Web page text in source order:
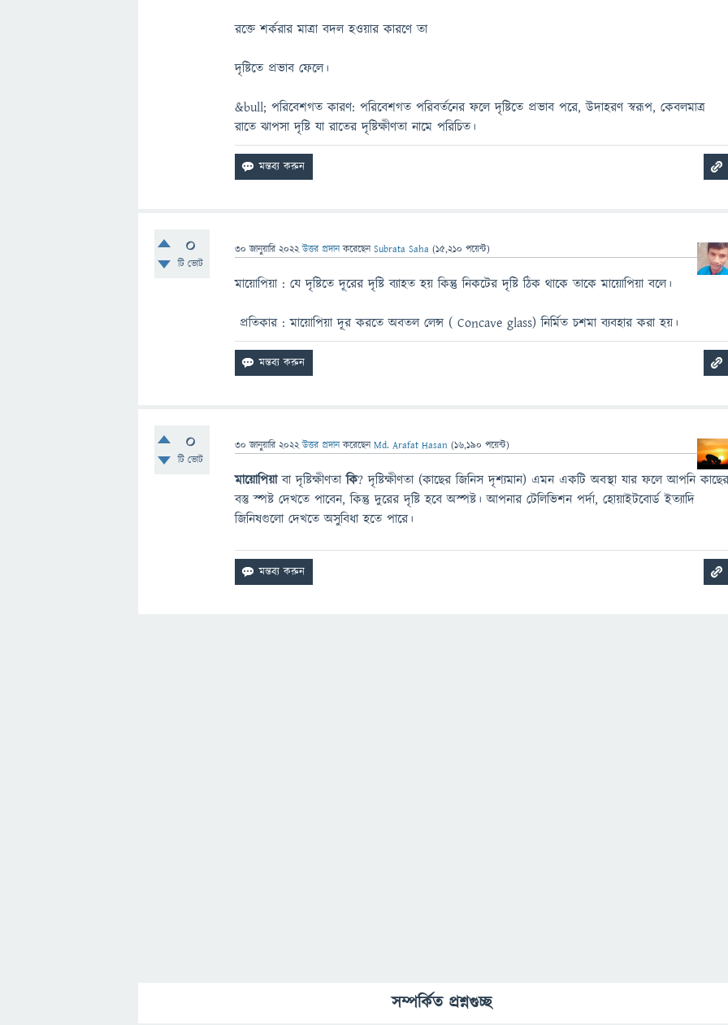
রক্তে শর্করার মাত্রা বদল হওয়ার কারণে তা
দৃষ্টিতে প্রভাব ফেলে।
&bull; পরিবেশগত কারণ: পরিবেশগত পরিবর্তনের ফলে দৃষ্টিতে প্রভাব পরে, উদাহরণ স্বরূপ, কেবলমাত্র
রাতে ঝাপসা দৃষ্টি যা রাতের দৃষ্টিক্ষীণতা নামে পরিচিত।
0
টি ভোট
30 জানুয়ারি 2022 উত্তর প্রদান করেছেনSubrata Saha (15,210 পয়েন্ট)
মায়োপিয়া : যে দৃষ্টিতে দূরের দৃষ্টি ব্যাহত হয় কিন্তু নিকটের দৃষ্টি ঠিক থাকে তাকে মায়োপিয়া বলে।
প্রতিকার : মায়োপিয়া দূর করতে অবতল লেন্স ( Concave glass) নির্মিত চশমা ব্যবহার করা হয়।
0
টি ভোট
30 জানুয়ারি 2022 উত্তর প্রদান করেছেনMd. Arafat Hasan (16,190 পয়েন্ট)
মায়োপিয়াবা দৃষ্টিক্ষীণতাকি? দৃষ্টিক্ষীণতা (কাছের জিনিস দৃশ্যমান) এমন একটি অবস্থা যার ফলে আপনি
বস্তু স্পষ্ট দেখতে পাবেন, কিন্তু দুরের দৃষ্টি হবে অস্পষ্ট। আপনার টেলিভিশন পর্দা, হোয়াইটবোর্ড ইত্যাদি
জিনিষগুলো দেখতে অসুবিধা হতে পারে।
সম্পর্কিত প্রশ্নগুচ্ছ